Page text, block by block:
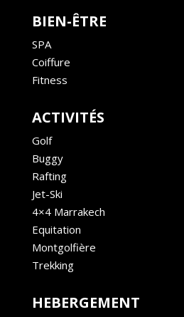
BIEN-ÊTRE
SPA
Coiffure
Fitness
ACTIVITÉS
Golf
Buggy
Rafting
Jet-Ski
4×4 Marrakech
Equitation
Montgolfière
Trekking
HEBERGEMENT